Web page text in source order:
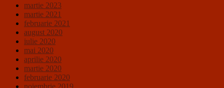
martie 2023
martie 2021
februarie 2021
august 2020
iulie 2020
mai 2020
aprilie 2020
martie 2020
februarie 2020
noiembrie 2019